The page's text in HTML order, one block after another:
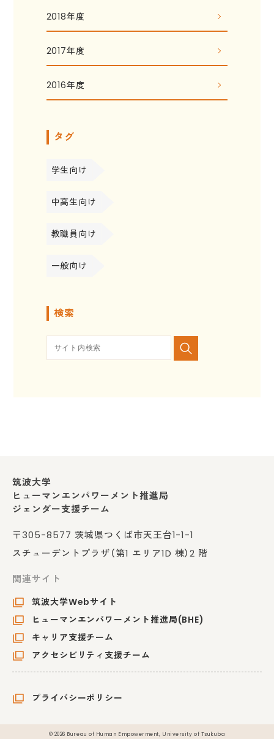
2018年度
2017年度
2016年度
タグ
学生向け
中高生向け
教職員向け
一般向け
検索
筑波大学
ヒューマンエンパワーメント推進局
ジェンダー支援チーム
〒305-8577 茨城県つくば市天王台1-1-1
スチューデントプラザ（第1 エリア1D 棟）2 階
関連サイト
筑波大学Webサイト
ヒューマンエンパワーメント推進局(BHE)
キャリア支援チーム
アクセシビリティ支援チーム
プライバシーポリシー
© 2026 Bureau of Human Empowerment, University of Tsukuba